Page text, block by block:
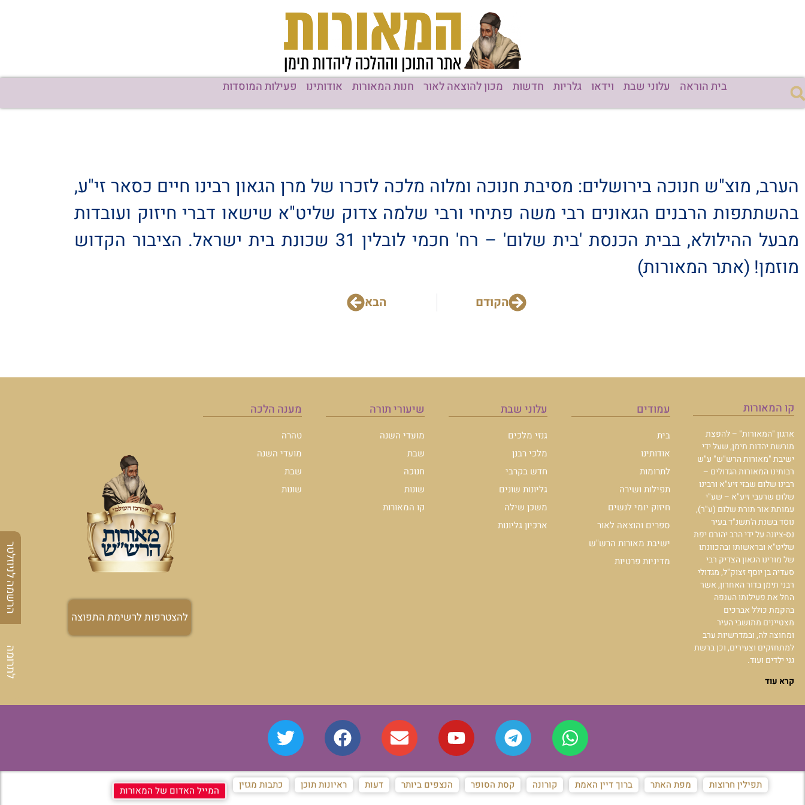
בית הוראה עלוני שבת וידאו גלריות חדשות מכון להוצאה לאור חנות המאורות אודותינו פעילות המוסדות
הערב, מוצ"ש חנוכה בירושלים: מסיבת חנוכה ומלוה מלכה לזכרו של מרן הגאון רבינו חיים כסאר זי"ע,
בהשתתפות הרבנים הגאונים רבי משה פתיחי ורבי שלמה צדוק שליט"א שישאו דברי חיזוק ועובדות
מבעל ההילולא, בבית הכנסת 'בית שלום' – רח' חכמי לובלין 31 שכונת בית ישראל. הציבור הקדוש
מוזמן! (אתר המאורות)
הקודם הבא
קו המאורות
ארגון "המאורות" – להפצת
מורשת יהדות תימן, שעל ידי
ישיבת "מאורות הרש"ש" ע"ש
רבותינו המאורות הגדולים –
רבינו שלום שבזי זיע"א ורבינו
שלום שרעבי זיע"א – שע"י
עמותת אור תורת שלום (ע"ר),
נוסד בשנת ה'תשנ"ד בעיר
נס-ציונה על ידי הרב יהורם יפת
שליט"א ובראשותו ובהכוונתו
של מורינו הגאון הצדיק רבי
סעדיה בן יוסף זצוק"ל, מגדולי
רבני תימן בדור האחרון, אשר
החל את פעילותו הענפה
בהקמת כולל אברכים
מצטיינים מתושבי העיר
ומחוצה לה, ובמדרשיות ערב
למתחזקים וצעירים, וכן ברשת
גני ילדים ועוד.
קרא עוד
עמודים
בית
אודותינו
לתרומות
תפילות ושירה
חיזוק יומי לנשים
ספרים והוצאה לאור
ישיבת מאורות הרש"ש
מדיניות פרטיות
עלוני שבת
גנזי מלכים
מלכי רבנן
חדש בקרבי
גליונות שונים
משכן שילה
ארכיון גליונות
שיעורי תורה
מועדי השנה
שבת
חנוכה
שונות
קו המאורות
מענה הלכה
טהרה
מועדי השנה
שבת
שונות
להצטרפות לרשימת התפוצה
הרשמה לניוזלטר
לתרומה
תפילין חרוצות מפת האתר ברוך דיין האמת קורונה קסת הסופר הנצפים ביותר דעות ראיונות תוכן כתבות מגזין המייל האדום של המאורות